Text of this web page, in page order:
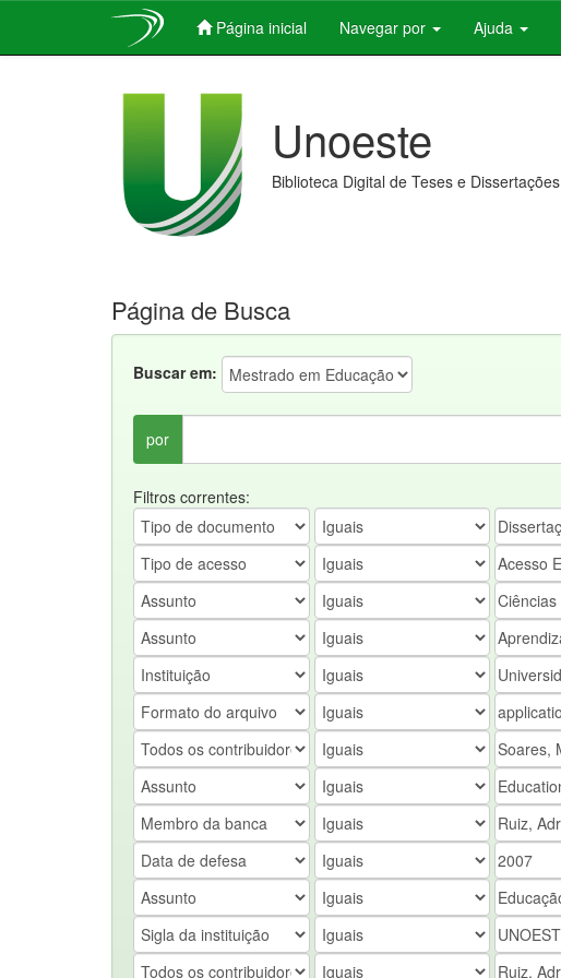
Página inicial Navegar por Ajuda
Unoeste
Biblioteca Digital de Teses e Dissertações
Página de Busca
Buscar em:
por
Filtros correntes: